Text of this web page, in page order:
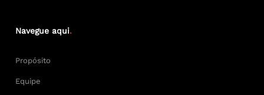
Navegue aqui.
Propósito
Equipe